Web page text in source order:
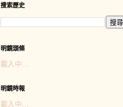
搜索歷史
明鏡頭條
載入中…
明鏡時報
載入中…